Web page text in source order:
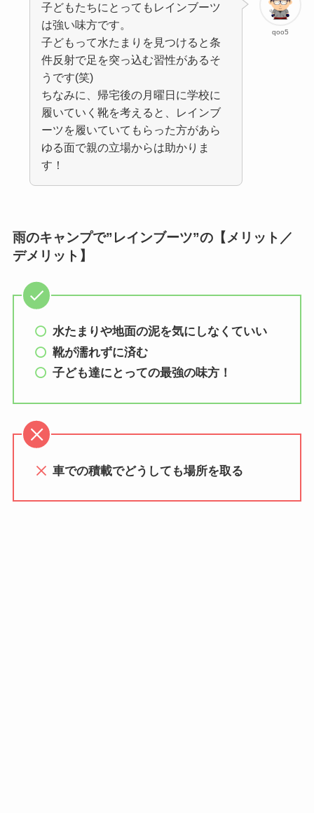
qoo5
子どもたちにとってもレインブーツ
は強い味方です。
子どもって水たまりを見つけると条
件反射で足を突っ込む習性があるそ
うです(笑)
ちなみに、帰宅後の月曜日に学校に
履いていく靴を考えると、レインブ
ーツを履いていてもらった方があら
ゆる面で親の立場からは助かりま
す！
雨のキャンプで”レインブーツ”の【メリット／
デメリット】
水たまりや地面の泥を気にしなくていい
靴が濡れずに済む
子ども達にとっての最強の味方！
車での積載でどうしても場所を取る